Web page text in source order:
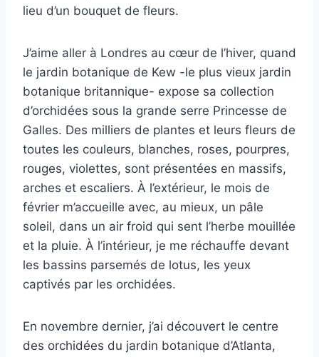
lieu d’un bouquet de fleurs.
J’aime aller à Londres au cœur de l’hiver, quand
le jardin botanique de Kew -le plus vieux jardin
botanique britannique- expose sa collection
d’orchidées sous la grande serre Princesse de
Galles. Des milliers de plantes et leurs fleurs de
toutes les couleurs, blanches, roses, pourpres,
rouges, violettes, sont présentées en massifs,
arches et escaliers. À l’extérieur, le mois de
février m’accueille avec, au mieux, un pâle
soleil, dans un air froid qui sent l’herbe mouillée
et la pluie. À l’intérieur, je me réchauffe devant
les bassins parsemés de lotus, les yeux
captivés par les orchidées.
En novembre dernier, j’ai découvert le centre
des orchidées du jardin botanique d’Atlanta,